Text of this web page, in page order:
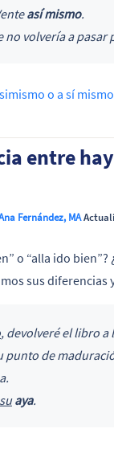
así mismo.
no volvería a pasar
o a sí
entre
Fernández, MA
o “alla ido
sus
, devolveré el libro a
punto de
su aya.